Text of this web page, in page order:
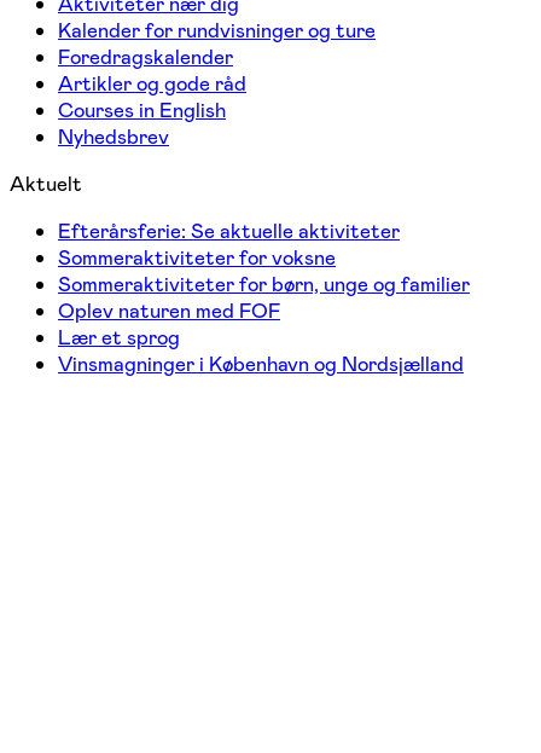
Kalender for rundvisninger og ture
Foredragskalender
Artikler og gode råd
Courses in English
Nyhedsbrev
Aktuelt
Efterårsferie: Se aktuelle aktiviteter
Sommeraktiviteter for voksne
Sommeraktiviteter for børn, unge og familier
Oplev naturen med FOF
Lær et sprog
Vinsmagninger i København og Nordsjælland